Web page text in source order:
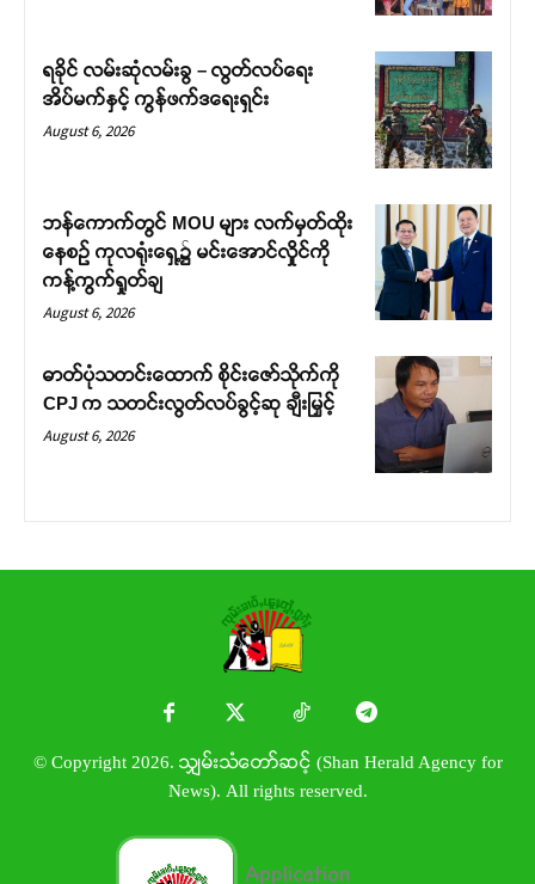
ရခိုင် လမ်းဆုံလမ်းခွ – လွတ်လပ်ရေး
အိပ်မက်နှင့် ကွန်ဖက်ဒရေးရှင်း
August 6, 2026
ဘန်ကောက်တွင် MOU များ လက်မှတ်ထိုး
နေစဉ် ကုလရုံးရှေ့၌ မင်းအောင်လှိုင်ကို
ကန့်ကွက်ရှုတ်ချ
August 6, 2026
ဓာတ်ပုံသတင်းထောက် စိုင်းဇော်သိုက်ကို
CPJ က သတင်းလွတ်လပ်ခွင့်ဆု ချီးမြှင့်
August 6, 2026
© Copyright 2026. သျှမ်းသံတော်ဆင့် (Shan Herald Agency for
News). All rights reserved.